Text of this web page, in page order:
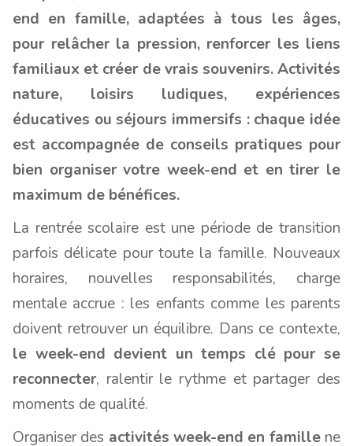
end en famille, adaptées à tous les âges,
pour relâcher la pression, renforcer les liens
familiaux et créer de vrais souvenirs. Activités
nature, loisirs ludiques, expériences
éducatives ou séjours immersifs : chaque idée
est accompagnée de conseils pratiques pour
bien organiser votre week-end et en tirer le
maximum de bénéfices.
La rentrée scolaire est une période de transition
parfois délicate pour toute la famille. Nouveaux
horaires, nouvelles responsabilités, charge
mentale accrue : les enfants comme les parents
doivent retrouver un équilibre. Dans ce contexte,
le week-end devient un temps clé pour se
reconnecter, ralentir le rythme et partager des
moments de qualité.
Organiser des activités week-end en famillene